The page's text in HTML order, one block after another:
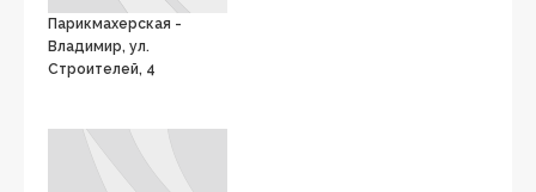
Парикмахерская -
Владимир, ул.
Строителей, 4